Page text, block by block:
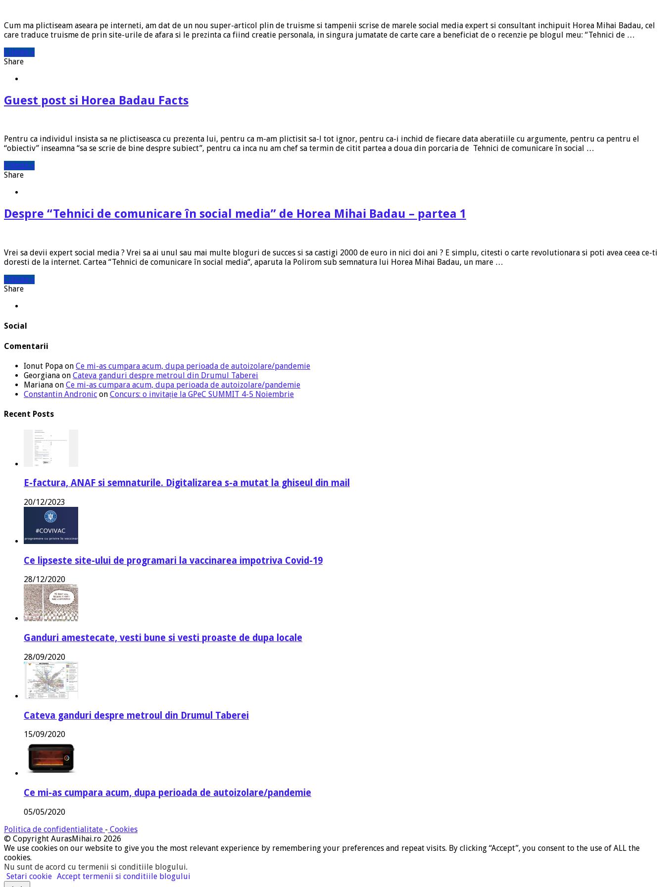
Cum ma plictiseam aseara pe interneti, am dat de un nou super-articol plin de truisme si tampenii scrise de marele social media expert si consultant inchipuit Horea Mihai Badau, cel
care traduce truisme de prin site-urile de afara si le prezinta ca fiind creatie personala, in singura jumatate de carte care a beneficiat de o recenzie pe blogul meu: “Tehnici de …
Citeste »
Share
Guest post si Horea Badau Facts
Pentru ca individul insista sa ne plictiseasca cu prezenta lui, pentru ca m-am plictisit sa-l tot ignor, pentru ca-i inchid de fiecare data aberatiile cu argumente, pentru ca pentru el
“obiectiv” inseamna “sa se scrie de bine despre subiect”, pentru ca inca nu am chef sa termin de citit partea a doua din porcaria de Tehnici de comunicare în social …
Citeste »
Share
Despre “Tehnici de comunicare în social media” de Horea Mihai Badau – partea 1
Vrei sa devii expert social media ? Vrei sa ai unul sau mai multe bloguri de succes si sa castigi 2000 de euro in nici doi ani ? E simplu, citesti o carte revolutionara si poti avea ceea ce-ti
doresti de la internet. Cartea “Tehnici de comunicare în social media“, aparuta la Polirom sub semnatura lui Horea Mihai Badau, un mare …
Citeste »
Share
Social
Comentarii
Ionut Popa on Ce mi-as cumpara acum, dupa perioada de autoizolare/pandemie
Georgiana on Cateva ganduri despre metroul din Drumul Taberei
Mariana on Ce mi-as cumpara acum, dupa perioada de autoizolare/pandemie
Constantin Andronic on Concurs: o invitație la GPeC SUMMIT 4-5 Noiembrie
Recent Posts
E-factura, ANAF si semnaturile. Digitalizarea s-a mutat la ghiseul din mail
20/12/2023
Ce lipseste site-ului de programari la vaccinarea impotriva Covid-19
28/12/2020
Ganduri amestecate, vesti bune si vesti proaste de dupa locale
28/09/2020
Cateva ganduri despre metroul din Drumul Taberei
15/09/2020
Ce mi-as cumpara acum, dupa perioada de autoizolare/pandemie
05/05/2020
Politica de confidentialitate - Cookies
© Copyright AurasMihai.ro 2026
We use cookies on our website to give you the most relevant experience by remembering your preferences and repeat visits. By clicking “Accept”, you consent to the use of ALL the
cookies.
Nu sunt de acord cu termenii si conditiile blogului.
Setari cookie Accept termenii si conditiile blogului